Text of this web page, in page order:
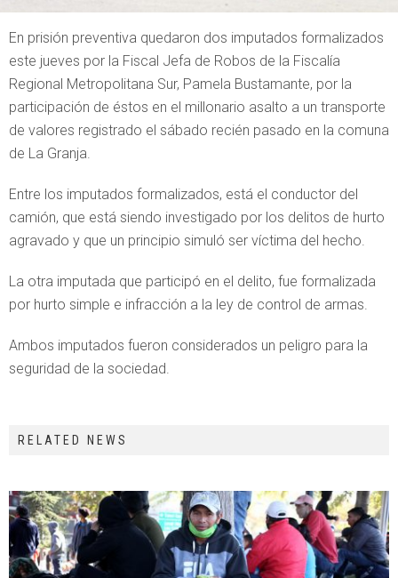
En prisión preventiva quedaron dos imputados formalizados
este jueves por la Fiscal Jefa de Robos de la Fiscalía
Regional Metropolitana Sur, Pamela Bustamante, por la
participación de éstos en el millonario asalto a un transporte
de valores registrado el sábado recién pasado en la comuna
de La Granja.
Entre los imputados formalizados, está el conductor del
camión, que está siendo investigado por los delitos de hurto
agravado y que un principio simuló ser víctima del hecho.
La otra imputada que participó en el delito, fue formalizada
por hurto simple e infracción a la ley de control de armas.
Ambos imputados fueron considerados un peligro para la
seguridad de la sociedad.
RELATED NEWS